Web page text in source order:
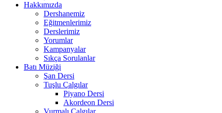
Hakkımızda
Dershanemiz
Eğitmenlerimiz
Derslerimiz
Yorumlar
Kampanyalar
Sıkça Sorulanlar
Batı Müziği
Şan Dersi
Tuşlu Çalgılar
Piyano Dersi
Akordeon Dersi
Vurmalı Çalgılar